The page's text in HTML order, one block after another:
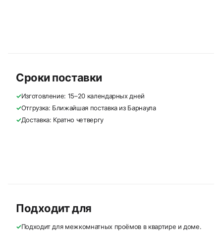
Сроки поставки
✓Изготовление: 15–20 календарных дней
✓Отгрузка: Ближайшая поставка из Барнаула
✓Доставка: Кратно четвергу
Подходит для
✓Подходит для межкомнатных проёмов в квартире и доме.